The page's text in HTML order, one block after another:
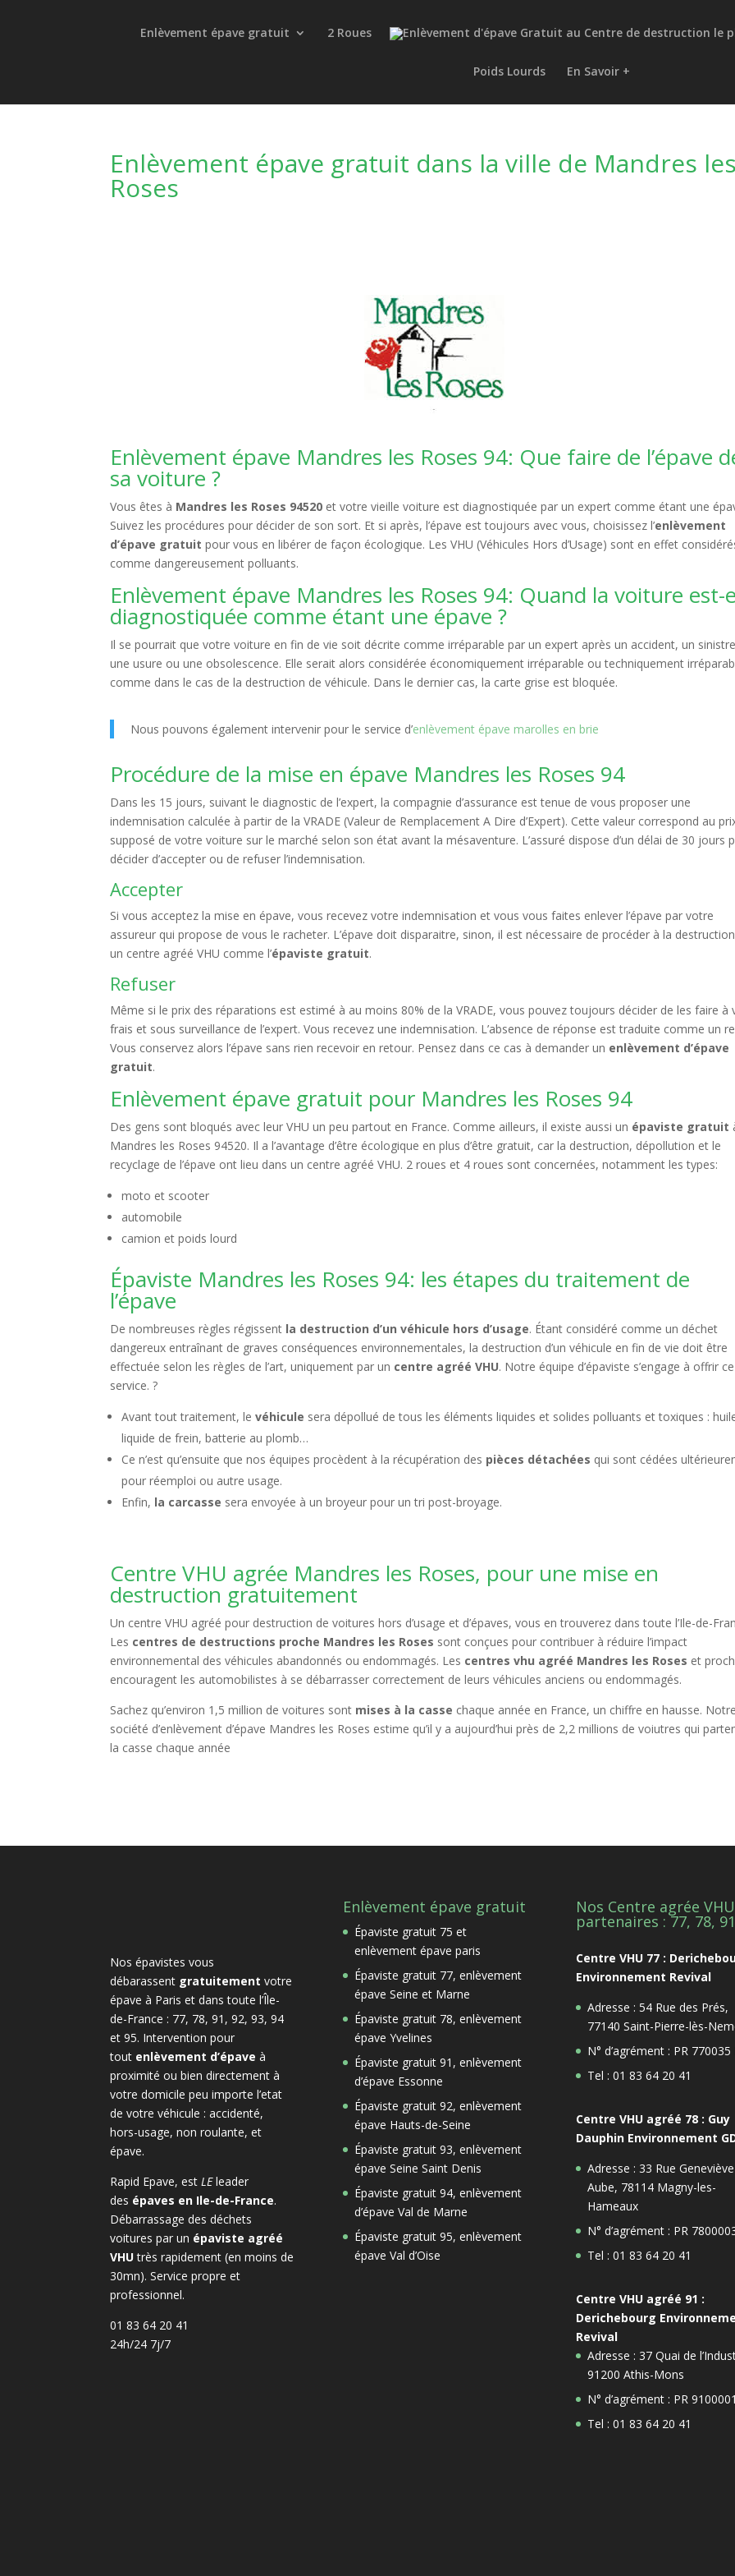
Enlèvement épave gratuit 2 Roues
Poids Lourds En Savoir +
Enlèvement épave gratuit dans la ville de Mandres les
Roses
Enlèvement épave Mandres les Roses 94: Que faire de l’épave
sa voiture ?
Vous êtes à Mandres les Roses 94520 et votre vieille voiture est diagnostiquée par un expert comme étant une
Suivez les procédures pour décider de son sort. Et si après, l’épave est toujours avec vous, choisissez l’enlèvement
d’épave gratuit pour vous en libérer de façon écologique. Les VHU (Véhicules Hors d’Usage) sont en effet
comme dangereusement polluants.
Enlèvement épave Mandres les Roses 94: Quand la voiture est-
diagnostiquée comme étant une épave ?
Il se pourrait que votre voiture en fin de vie soit décrite comme irréparable par un expert après un accident, un
une usure ou une obsolescence. Elle serait alors considérée économiquement irréparable ou techniquement
comme dans le cas de la destruction de véhicule. Dans le dernier cas, la carte grise est bloquée.
Nous pouvons également intervenir pour le service d’enlèvement épave marolles en brie
Procédure de la mise en épave Mandres les Roses 94
Dans les 15 jours, suivant le diagnostic de l’expert, la compagnie d’assurance est tenue de vous proposer une
indemnisation calculée à partir de la VRADE (Valeur de Remplacement A Dire d’Expert). Cette valeur correspond au
supposé de votre voiture sur le marché selon son état avant la mésaventure. L’assuré dispose d’un délai de 30 jours
décider d’accepter ou de refuser l’indemnisation.
Accepter
Si vous acceptez la mise en épave, vous recevez votre indemnisation et vous vous faites enlever l’épave par votre
assureur qui propose de vous le racheter. L’épave doit disparaitre, sinon, il est nécessaire de procéder à la
un centre agréé VHU comme l’épaviste gratuit.
Refuser
Même si le prix des réparations est estimé à au moins 80% de la VRADE, vous pouvez toujours décider de les faire à
frais et sous surveillance de l’expert. Vous recevez une indemnisation. L’absence de réponse est traduite comme un
Vous conservez alors l’épave sans rien recevoir en retour. Pensez dans ce cas à demander un enlèvement d’épave
gratuit.
Enlèvement épave gratuit pour Mandres les Roses 94
Des gens sont bloqués avec leur VHU un peu partout en France. Comme ailleurs, il existe aussi un épaviste gratuit
Mandres les Roses 94520. Il a l’avantage d’être écologique en plus d’être gratuit, car la destruction, dépollution et le
recyclage de l’épave ont lieu dans un centre agréé VHU. 2 roues et 4 roues sont concernées, notamment les types:
moto et scooter
automobile
camion et poids lourd
Épaviste Mandres les Roses 94: les étapes du traitement de
l’épave
De nombreuses règles régissent la destruction d’un véhicule hors d’usage. Étant considéré comme un déchet
dangereux entraînant de graves conséquences environnementales, la destruction d’un véhicule en fin de vie doit être
effectuée selon les règles de l’art, uniquement par un centre agréé VHU. Notre équipe d’épaviste s’engage à offrir ce
service. ?
Avant tout traitement, levéhicule sera dépollué de tous les éléments liquides et solides polluants et toxiques :
liquide de frein, batterie au plomb…
Ce n’est qu’ensuite que nos équipes procèdent à la récupération des pièces détachées qui sont cédées
pour réemploi ou autre usage.
Enfin, la carcasse sera envoyée à un broyeur pour un tri post-broyage.
Centre VHU agrée Mandres les Roses, pour une mise en
destruction gratuitement
Un centre VHU agréé pour destruction de voitures hors d’usage et d’épaves, vous en trouverez dans toute l’Ile-de-
Les centres de destructions proche Mandres les Roses sont conçues pour contribuer à réduire l’impact
environnemental des véhicules abandonnés ou endommagés. Les centres vhu agréé Mandres les Roses et
encouragent les automobilistes à se débarrasser correctement de leurs véhicules anciens ou endommagés.
Sachez qu’environ 1,5 million de voitures sont mises à la casse chaque année en France, un chiffre en hausse. Notre
société d’enlèvement d’épave Mandres les Roses estime qu’il y a aujourd’hui près de 2,2 millions de voiutres qui
la casse chaque année
Nos épavistes vous
débarassent gratuitement votre
épave à Paris et dans toute l’Île-
de-France : 77, 78, 91, 92, 93, 94
et 95. Intervention pour
tout enlèvement d’épave à
proximité ou bien directement à
votre domicile peu importe l’etat
de votre véhicule : accidenté,
hors-usage, non roulante, et
épave.
Rapid Epave, est LEleader
des épaves en Ile-de-France.
Débarrassage des déchets
voitures par un épaviste agréé
VHUtrès rapidement (en moins de
30mn). Service propre et
professionnel.
01 83 64 20 41
24h/24 7j/7
Enlèvement épave gratuit
Épaviste gratuit 75 et
enlèvement épave paris
Épaviste gratuit 77, enlèvement
épave Seine et Marne
Épaviste gratuit 78, enlèvement
épave Yvelines
Épaviste gratuit 91, enlèvement
d’épave Essonne
Épaviste gratuit 92, enlèvement
épave Hauts-de-Seine
Épaviste gratuit 93, enlèvement
épave Seine Saint Denis
Épaviste gratuit 94, enlèvement
d’épave Val de Marne
Épaviste gratuit 95, enlèvement
épave Val d’Oise
Nos Centre agrée VHU
partenaires : 77, 78, 91
Centre VHU 77 :
Environnement Revival
Adresse : 54 Rue des Prés,
77140 Saint-Pierre-lès-
N° d’agrément : PR 770035
Tel : 01 83 64 20 41
Centre VHU agréé 78 : Guy
Dauphin Environnement
Adresse : 33 Rue Geneviève
Aube, 78114 Magny-les-
Hameaux
N° d’agrément : PR
Tel : 01 83 64 20 41
Centre VHU agréé 91 :
Derichebourg
Revival
Adresse : 37 Quai de
91200 Athis-Mons
N° d’agrément : PR
Tel : 01 83 64 20 41